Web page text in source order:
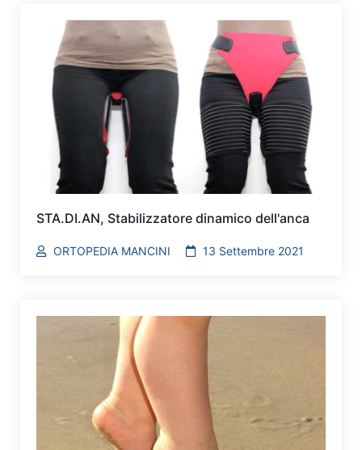
STA.DI.AN, Stabilizzatore dinamico dell'anca
ORTOPEDIA MANCINI 13 Settembre 2021